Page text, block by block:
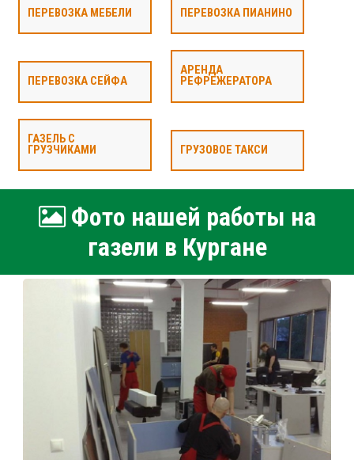
ПЕРЕВОЗКА МЕБЕЛИ ПЕРЕВОЗКА ПИАНИНО
ПЕРЕВОЗКА СЕЙФА
АРЕНДА
РЕФРЕЖЕРАТОРА
ГАЗЕЛЬ С
ГРУЗЧИКАМИ
ГРУЗОВОЕ ТАКСИ
Фото нашей работы на
газели в Кургане